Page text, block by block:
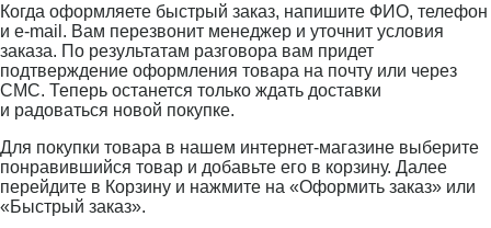
Когда оформляете быстрый заказ, напишите ФИО, телефон
и e-mail. Вам перезвонит менеджер и уточнит условия
заказа. По результатам разговора вам придет
подтверждение оформления товара на почту или через
СМС. Теперь останется только ждать доставки
и радоваться новой покупке.
Для покупки товара в нашем интернет-магазине выберите
понравившийся товар и добавьте его в корзину. Далее
перейдите в Корзину и нажмите на «Оформить заказ» или
«Быстрый заказ».